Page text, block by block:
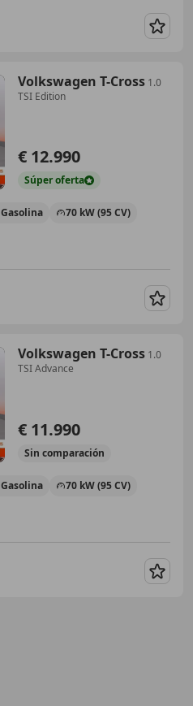
Volkswagen T-Cross 1.0
TSI Edition
€ 12.990
Súperoferta
Gasolina 70 kW (95 CV)
Volkswagen T-Cross 1.0
TSI Advance
€ 11.990
Sin comparación
Gasolina 70 kW (95 CV)